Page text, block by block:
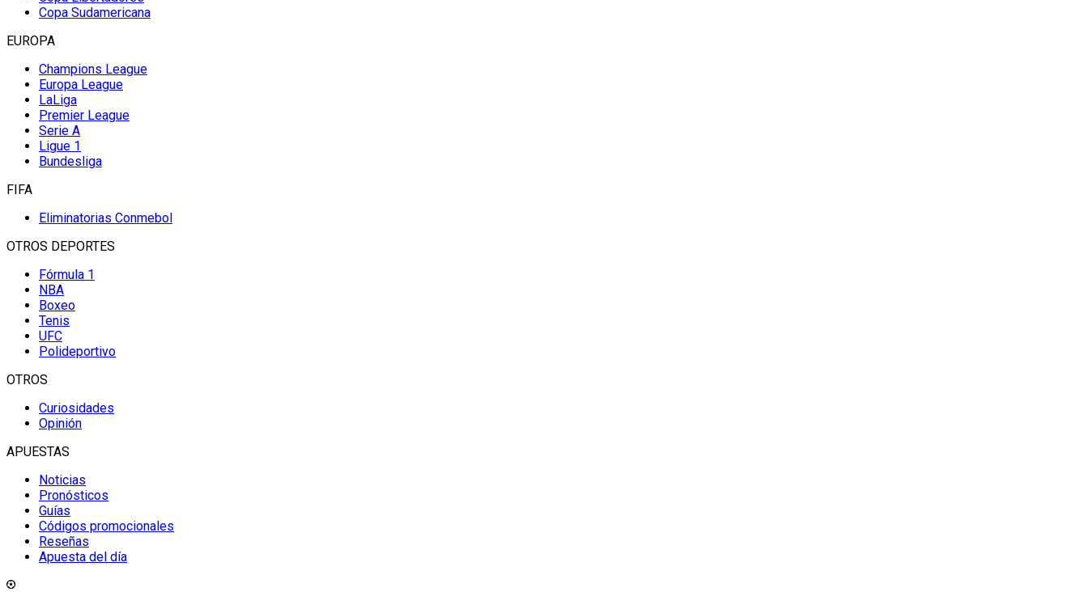
Copa Sudamericana
EUROPA
Champions League
Europa League
LaLiga
Premier League
Serie A
Ligue 1
Bundesliga
FIFA
Eliminatorias Conmebol
OTROS DEPORTES
Fórmula 1
NBA
Boxeo
Tenis
UFC
Polideportivo
OTROS
Curiosidades
Opinión
APUESTAS
Noticias
Pronósticos
Guías
Códigos promocionales
Reseñas
Apuesta del día